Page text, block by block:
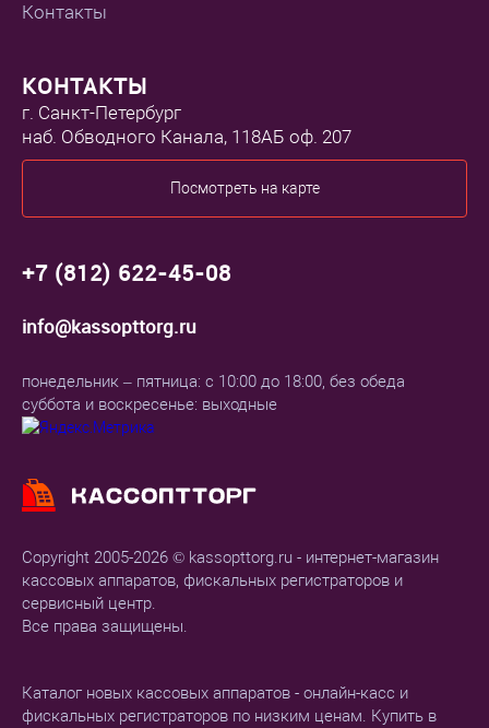
Контакты
Copyright 2005-2026 © kassopttorg.ru - интернет-магазин
кассовых аппаратов, фискальных регистраторов и
сервисный центр.
Все права защищены.
Каталог новых кассовых аппаратов - онлайн-касс и
фискальных регистраторов по низким ценам. Купить в
КОНТАКТЫ
г. Санкт-Петербург
наб. Обводного Канала, 118АБ оф. 207
Посмотреть на карте
+7 (812) 622-45-08
info@kassopttorg.ru
понедельник – пятница: с 10:00 до 18:00, без обеда
суббота и воскресенье: выходные